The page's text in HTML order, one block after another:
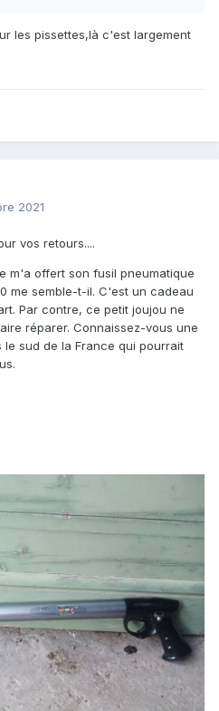
les pissettes,là c'est largement
2021
vos retours....
m'a offert son fusil pneumatique
me semble-t-il. C'est un cadeau
Par contre, ce petit joujou ne
réparer. Connaissez-vous une
sud de la France qui pourrait